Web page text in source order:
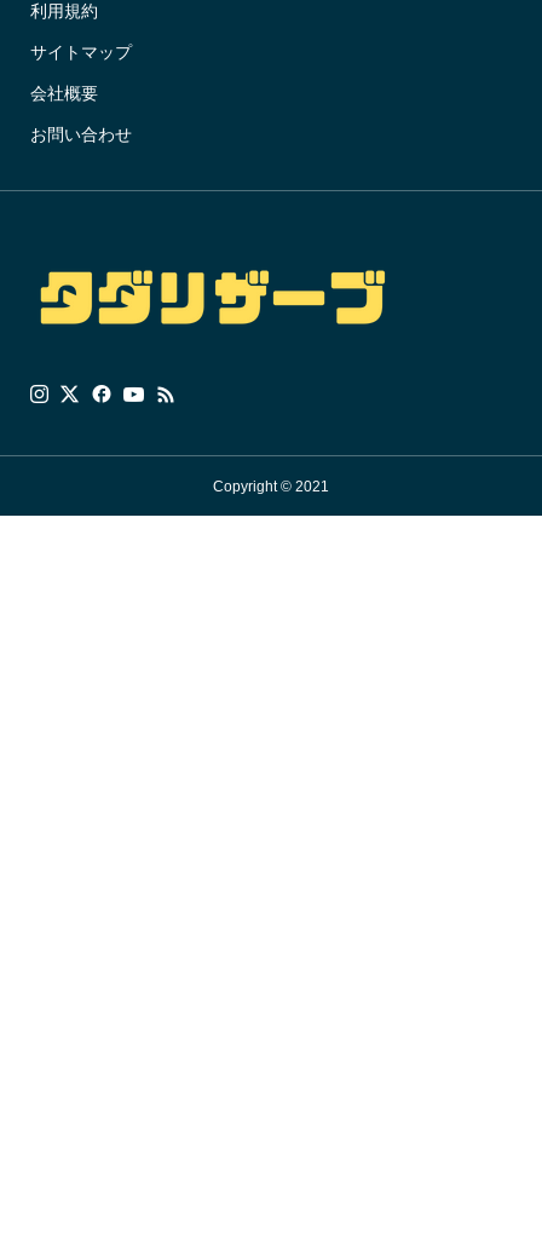
利用規約
サイトマップ
会社概要
お問い合わせ
Copyright © 2021